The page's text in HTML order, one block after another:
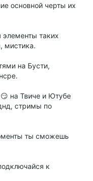
основной черты их
таких
мистика.
на Бусти,
на Твиче и Ютубе
стримы по
ты сможешь
к